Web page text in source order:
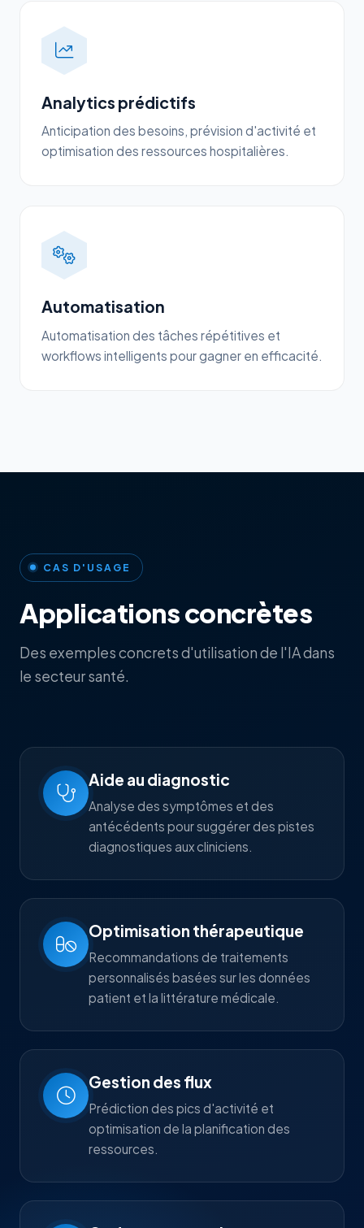
Analytics prédictifs
Anticipation des besoins, prévision d'activité et
optimisation des ressources hospitalières.
Automatisation
Automatisation des tâches répétitives et
workflows intelligents pour gagner en efficacité.
CAS D'USAGE
Applications concrètes
Des exemples concrets d'utilisation de l'IA dans
le secteur santé.
Aide au diagnostic
Analyse des symptômes et des
antécédents pour suggérer des pistes
diagnostiques aux cliniciens.
Optimisation thérapeutique
Recommandations de traitements
personnalisés basées sur les données
patient et la littérature médicale.
Gestion des flux
Prédiction des pics d'activité et
optimisation de la planification des
ressources.